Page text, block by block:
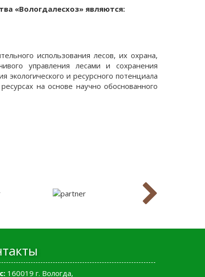
«Вологдалесхоз» являются:
использования лесов, их охрана,
управления лесами и сохранения
экологического и ресурсного потенциала
на основе научно обоснованного
160019 г. Вологда,